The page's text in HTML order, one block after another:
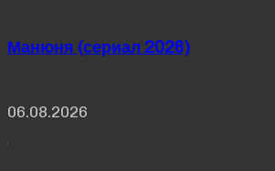
Манюня (сериал 2026)
06.08.2026